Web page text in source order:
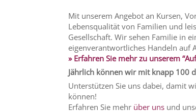
Mit unserem Angebot an Kursen,
Lebensqualität von Familien und
Gesellschaft. Wir sehen Familie in
eigenverantwortliches Handeln auf
» Erfahren Sie mehr zu unserem
Jährlich können wir mit knapp 100
Unterstützen Sie uns dabei, damit
können!
Erfahren Sie mehr über uns und